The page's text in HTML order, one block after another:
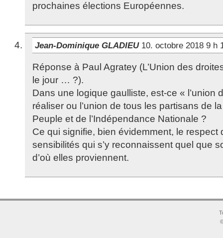
prochaines élections Européennes.
Jean-Dominique GLADIEU 10. octobre 2018 9 h
Réponse à Paul Agratey (L’Union des
le jour … ?).
Dans une logique gaulliste, est-ce « l’union
réaliser ou l’union de tous les partisans de
Peuple et de l’Indépendance Nationale ?
Ce qui signifie, bien évidemment, le respect
sensibilités qui s’y reconnaissent quel que
d’où elles proviennent.